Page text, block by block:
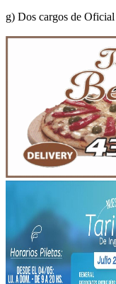
g) Dos cargos de